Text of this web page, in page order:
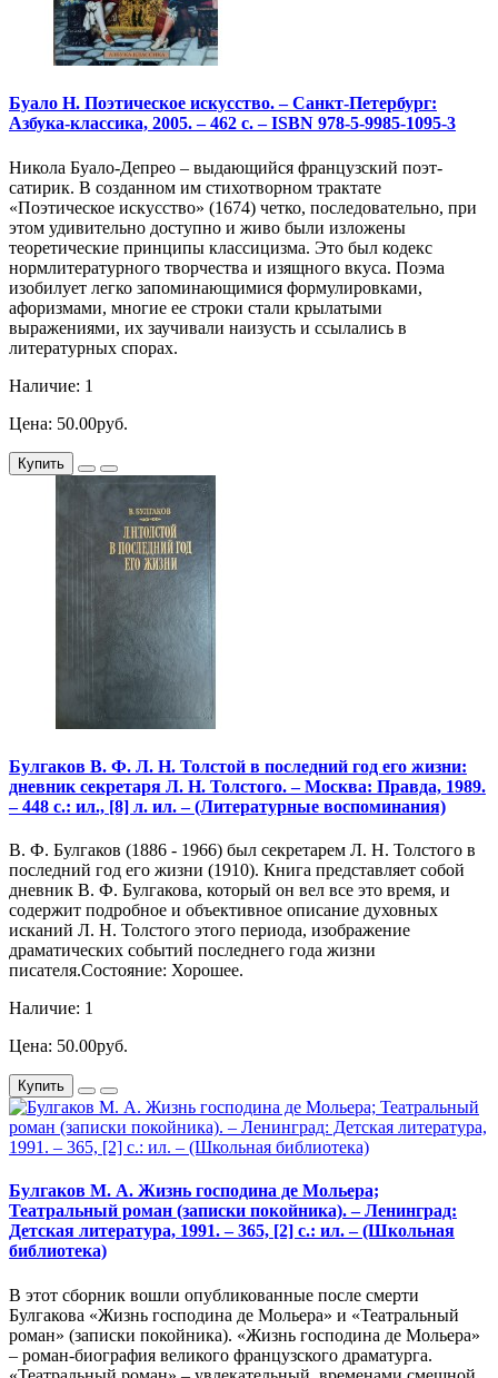
Буало Н. Поэтическое искусство. – Санкт-Петербург:
Азбука-классика, 2005. – 462 с. – ISBN 978-5-9985-1095-3
Никола Буало-Депрео – выдающийся французский поэт-
сатирик. В созданном им стихотворном трактате
«Поэтическое искусство» (1674) четко, последовательно, при
этом удивительно доступно и живо были изложены
теоретические принципы классицизма. Это был кодекс
нормлитературного творчества и изящного вкуса. Поэма
изобилует легко запоминающимися формулировками,
афоризмами, многие ее строки стали крылатыми
выражениями, их заучивали наизусть и ссылались в
литературных спорах.
Наличие: 1
Цена: 50.00руб.
Купить
Булгаков В. Ф. Л. Н. Толстой в последний год его жизни:
дневник секретаря Л. Н. Толстого. – Москва: Правда, 1989.
– 448 с.: ил., [8] л. ил. – (Литературные воспоминания)
В. Ф. Булгаков (1886 - 1966) был секретарем Л. Н. Толстого в
последний год его жизни (1910). Книга представляет собой
дневник В. Ф. Булгакова, который он вел все это время, и
содержит подробное и объективное описание духовных
исканий Л. Н. Толстого этого периода, изображение
драматических событий последнего года жизни
писателя.Состояние: Хорошее.
Наличие: 1
Цена: 50.00руб.
Купить
Булгаков М. А. Жизнь господина де Мольера;
Театральный роман (записки покойника). – Ленинград:
Детская литература, 1991. – 365, [2] с.: ил. – (Школьная
библиотека)
В этот сборник вошли опубликованные после смерти
Булгакова «Жизнь господина де Мольера» и «Театральный
роман» (записки покойника). «Жизнь господина де Мольера»
– роман-биография великого французского драматурга.